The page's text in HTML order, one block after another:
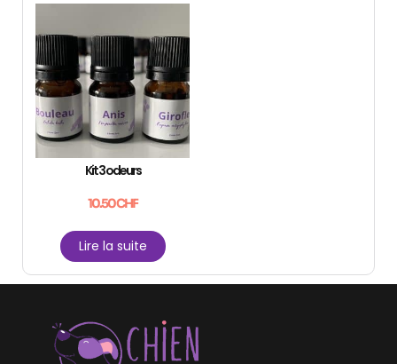
Kit 3 odeurs
10.50CHF
Lire la suite